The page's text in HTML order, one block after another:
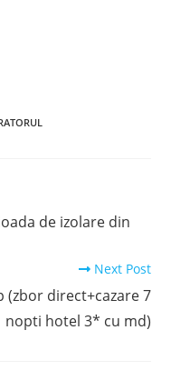
de izolare din
Next Post
(zbor direct+cazare 7
nopti hotel 3* cu md)